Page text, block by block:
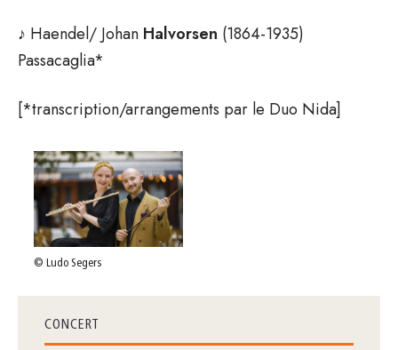
♪ Haendel/ Johan Halvorsen (1864-1935)
Passacaglia*
[*transcription/arrangements par le Duo Nida]
© Ludo Segers
CONCERT